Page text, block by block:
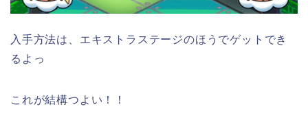
入手方法は、エキストラステージのほうでゲットでき
るよっ
これが結構つよい！！